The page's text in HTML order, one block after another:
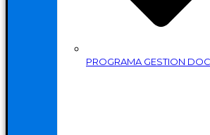
PROGRAMA GESTION